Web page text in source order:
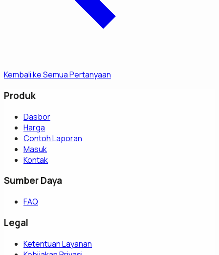
Kembali ke Semua Pertanyaan
Produk
Dasbor
Harga
Contoh Laporan
Masuk
Kontak
Sumber Daya
FAQ
Legal
Ketentuan Layanan